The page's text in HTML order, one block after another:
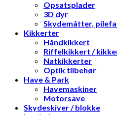
Opsatsplader
3D dyr
Skydemåtter,
Kikkerter
Håndkikkert
Riffelkikkert /
Natkikkerter
Optik tilbehør
Have & Park
Havemaskiner
Motorsave
Skydeskiver / blokke